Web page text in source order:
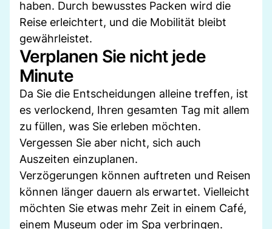
haben. Durch bewusstes Packen wird die
Reise erleichtert, und die Mobilität bleibt
gewährleistet.
Verplanen Sie nicht jede
Minute
Da Sie die Entscheidungen alleine treffen, ist
es verlockend, Ihren gesamten Tag mit allem
zu füllen, was Sie erleben möchten.
Vergessen Sie aber nicht, sich auch
Auszeiten einzuplanen.
Verzögerungen können auftreten und Reisen
können länger dauern als erwartet. Vielleicht
möchten Sie etwas mehr Zeit in einem Café,
einem Museum oder im Spa verbringen.